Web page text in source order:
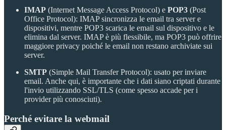
IMAP (Internet Message Access Protocol) e POP3 (Post
Office Protocol): IMAP sincronizza le email tra server e
dispositivi, mentre POP3 scarica le email sul dispositivo e le
elimina dal server. IMAP è più flessibile, ma POP3 può offrire
maggiore privacy poiché le email non restano archiviate sui
server.
SMTP (Simple Mail Transfer Protocol): usato per inviare
email. Anche qui, è importante che i dati siano criptati durante
l'invio utilizzando SSL/TLS (come spesso accade per i
provider più conosciuti).
Perché evitare la webmail